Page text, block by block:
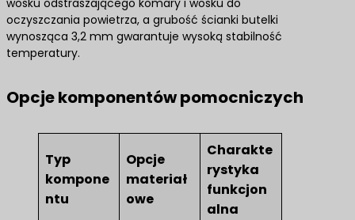
wosku odstraszającego komary i wosku do
oczyszczania powietrza, a grubość ścianki butelki
wynosząca 3,2 mm gwarantuje wysoką stabilność
temperatury.
Opcje komponentów pomocniczych
Typ
kompone
ntu
Opcje
materiał
owe
Charakte
rystyka
funkcjon
alna